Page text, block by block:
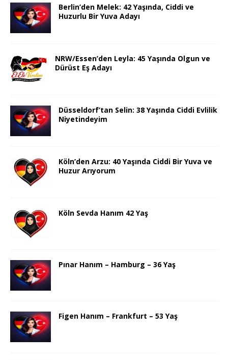
Berlin’den Melek: 42 Yaşında, Ciddi ve
Huzurlu Bir Yuva Adayı
NRW/Essen’den Leyla: 45 Yaşında Olgun ve
Dürüst Eş Adayı
Düsseldorf’tan Selin: 38 Yaşında Ciddi Evlilik
Niyetindeyim
Köln’den Arzu: 40 Yaşında Ciddi Bir Yuva ve
Huzur Arıyorum
Köln Sevda Hanım 42 Yaş
Pınar Hanım – Hamburg – 36 Yaş
Figen Hanım – Frankfurt – 53 Yaş